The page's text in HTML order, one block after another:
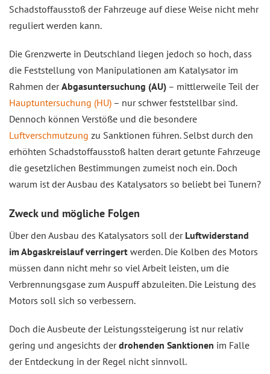
Schadstoffausstoß der Fahrzeuge auf diese Weise nicht mehr
reguliert werden kann.
Die Grenzwerte in Deutschland liegen jedoch so hoch, dass
die Feststellung von Manipulationen am Katalysator im
Rahmen derAbgasuntersuchung (AU) – mittlerweile Teil der
Hauptuntersuchung (HU) – nur schwer feststellbar sind.
Dennoch können Verstöße und die besondere
Luftverschmutzung zu Sanktionen führen. Selbst durch den
erhöhten Schadstoffausstoß halten derart getunte Fahrzeuge
die gesetzlichen Bestimmungen zumeist noch ein. Doch
warum ist der Ausbau des Katalysators so beliebt bei Tunern?
Zweck und mögliche Folgen
Über den Ausbau des Katalysators soll der Luftwiderstand
im Abgaskreislauf verringert werden. Die Kolben des Motors
müssen dann nicht mehr so viel Arbeit leisten, um die
Verbrennungsgase zum Auspuff abzuleiten. Die Leistung des
Motors soll sich so verbessern.
Doch die Ausbeute der Leistungssteigerung ist nur relativ
gering und angesichts derdrohenden Sanktionen im Falle
der Entdeckung in der Regel nicht sinnvoll.